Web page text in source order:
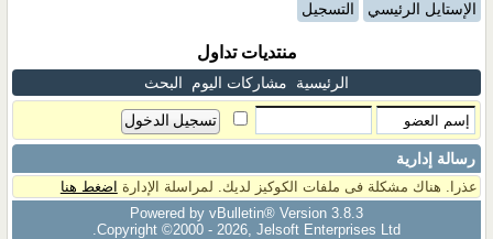
الإستايل الرئيسي التسجيل
منتديات تداول
الرئيسية مشاركات اليوم البحث
رسالة إدارية
عذرا. هناك مشكلة فى ملفات الكوكيز لديك. لمراسلة الإدارة اضغط هنا
Powered by vBulletin® Version 3.8.3
Copyright ©2000 - 2026, Jelsoft Enterprises Ltd.